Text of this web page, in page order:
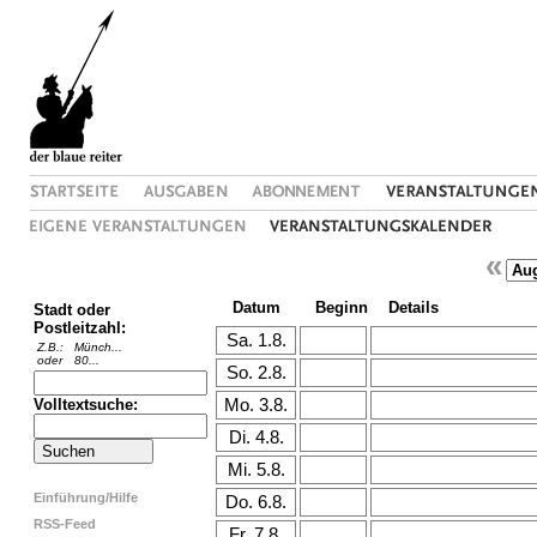
Stadt oder
Postleitzahl:
Z.B.:
oder
Münch...
80...
Volltextsuche:
Einführung/Hilfe
RSS-Feed
«
Datum Beginn Details